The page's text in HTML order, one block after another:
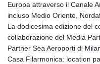
Europa attraverso il Canale
incluso Medio Oriente,
La dodicesima edizione del
collaborazione del Media
Partner Sea Aeroporti di
Casa Filarmonica: location